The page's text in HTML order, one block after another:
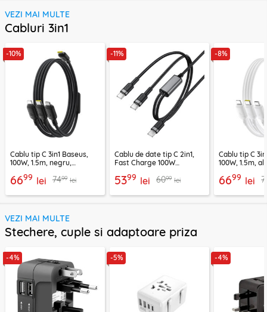
VEZI MAI MULTE
Cabluri 3in1
-10%
Cablu tip C 3in1 Baseus,
100W, 1.5m, negru,
6699 lei 7499 lei
-11%
Cablu de date tip C 2in1,
Fast Charge 100W
5399 lei 6099 lei
-8%
Cablu tip C
100W, 1.5m,
6699 lei
VEZI MAI MULTE
Stechere, cuple si adaptoare priza
-4% -5% -4%